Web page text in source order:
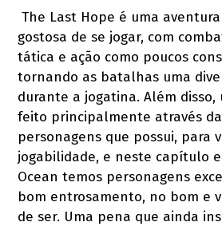
The Last Hope é uma
gostosa de se jogar, com
tática e ação como poucos
tornando as batalhas uma
durante a jogatina. Além disso,
feito principalmente através
personagens que possui, para
jogabilidade, e neste capítulo
Ocean temos personagens
bom entrosamento, no bom e
de ser. Uma pena que ainda